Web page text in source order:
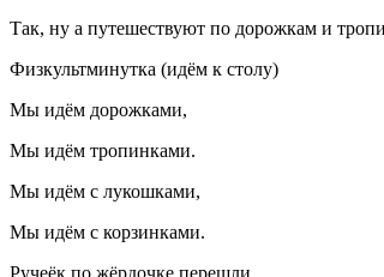
Так, ну а путешествуют по дорожкам и
Физкультминутка (идём к столу)
Мы идём дорожками,
Мы идём тропинками.
Мы идём с лукошками,
Мы идём с корзинками.